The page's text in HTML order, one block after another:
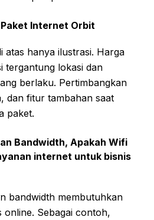
Internet Orbit
atas hanya ilustrasi. Harga
tergantung lokasi dan
berlaku. Pertimbangkan
dan fitur tambahan saat
paket.
Bandwidth, Apakah Wifi
internet untuk bisnis
bandwidth membutuhkan
online. Sebagai contoh,